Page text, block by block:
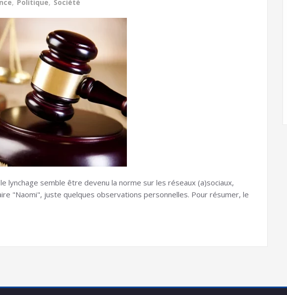
, Politique, Société
lynchage semble être devenu la norme sur les réseaux (a)sociaux,
"Naomi", juste quelques observations personnelles. Pour résumer, le